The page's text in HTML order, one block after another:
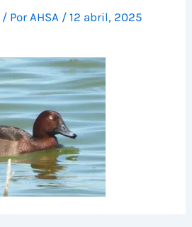
/ Por AHSA /12 abril, 2025